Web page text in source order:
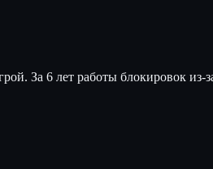
За 6 лет работы блокировок